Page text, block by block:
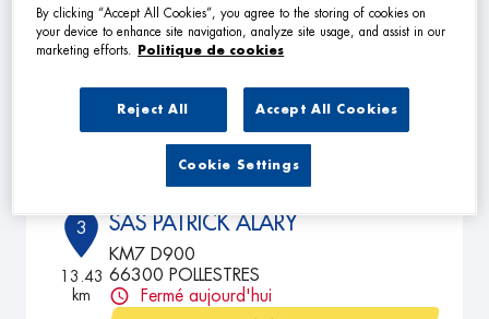
12.55
km
ZA AL CANYER
66690 PALAU DEL VIDRE
Fermé aujourd'hui
TÉLÉPHONE
VOIR PLUS
3
13.43
km
SAS PATRICK ALARY
KM7 D900
66300 POLLESTRES
Fermé aujourd'hui
By clicking “Accept All Cookies”, you agree to the storing of cookies on
your device to enhance site navigation, analyze site usage, and assist in our
marketing efforts.
Politique de cookies
Reject All Accept All Cookies
Cookie Settings